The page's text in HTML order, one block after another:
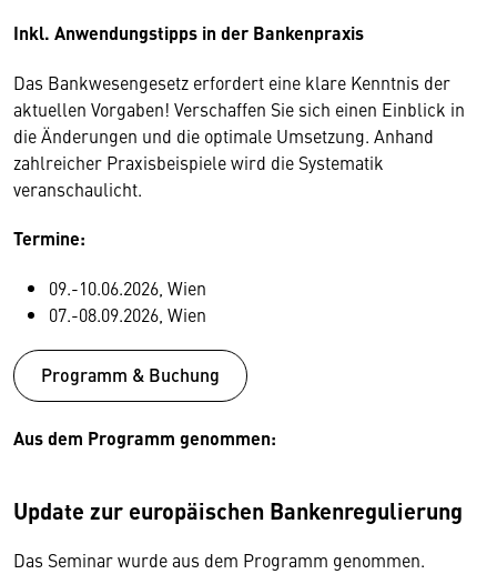
Inkl. Anwendungstipps in der Bankenpraxis
Das Bankwesengesetz erfordert eine klare Kenntnis der
aktuellen Vorgaben! Verschaffen Sie sich einen Einblick in
die Änderungen und die optimale Umsetzung. Anhand
zahlreicher Praxisbeispiele wird die Systematik
veranschaulicht.
Termine:
09.-10.06.2026, Wien
07.-08.09.2026, Wien
Programm & Buchung
Aus dem Programm genommen:
Update zur europäischen Bankenregulierung
Das Seminar wurde aus dem Programm genommen.